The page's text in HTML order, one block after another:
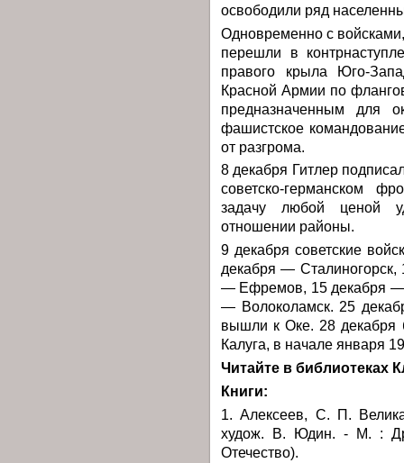
освободили ряд
Одновременно с
перешли в
правого крыла Юго-
Красной Армии по
предназначенным для
фашистское
от разгрома.
8 декабря Гитлер
советско-германском
задачу любой ценой
отношении районы.
9 декабря советские
декабря — Сталиногорск,
— Ефремов, 15 декабря —
— Волоколамск. 25
вышли к Оке. 28 декабря
Калуга, в начале января
Читайте в библиотеках
Книги:
1. Алексеев, С. П.
худож. В. Юдин. - М. :
Отечество).